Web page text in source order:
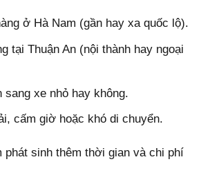
ở Hà Nam (gần hay xa quốc lộ).
tại Thuận An (nội thành hay ngoại
sang xe nhỏ hay không.
cấm giờ hoặc khó di chuyển.
phát sinh thêm thời gian và chi phí